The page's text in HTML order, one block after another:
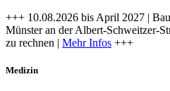
+++ 10.08.2026 bis April 2027 |
Münster an der Albert-Schweitzer-
zu rechnen | Mehr Infos +++
Medizin